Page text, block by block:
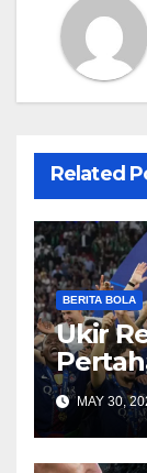
Related
BERITA BOLA
Ukir
MAY 30,